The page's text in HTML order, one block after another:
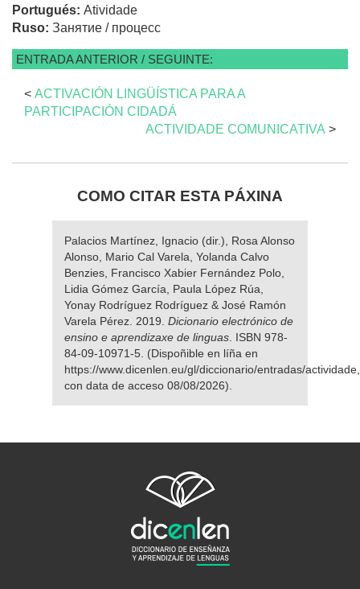
Portugués: Atividade
Ruso: Занятие / процесс
ENTRADA ANTERIOR / SEGUINTE:
< ACTIVACIÓN LINGÜÍSTICA PARA A
PARTICIPACIÓN CIDADÁ
ACTIVIDADE COMUNICATIVA >
COMO CITAR ESTA PÁXINA
Palacios Martínez, Ignacio (dir.), Rosa Alonso
Alonso, Mario Cal Varela, Yolanda Calvo
Benzies, Francisco Xabier Fernández Polo,
Lidia Gómez García, Paula López Rúa,
Yonay Rodríguez Rodríguez & José Ramón
Varela Pérez. 2019. Dicionario electrónico de
ensino e aprendizaxe de linguas . ISBN 978-
84-09-10971-5. (Dispoñible en líña en
https://www.dicenlen.eu/gl/diccionario/entradas/actividade,
con data de acceso 08/08/2026).